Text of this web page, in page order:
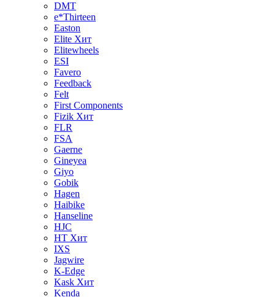
DMT
e*Thirteen
Easton
Elite Хит
Elitewheels
ESI
Favero
Feedback
Felt
First Components
Fizik Хит
FLR
FSA
Gaerne
Gineyea
Giyo
Gobik
Hagen
Haibike
Hanseline
HJC
HT Хит
IXS
Jagwire
K-Edge
Kask Хит
Kenda